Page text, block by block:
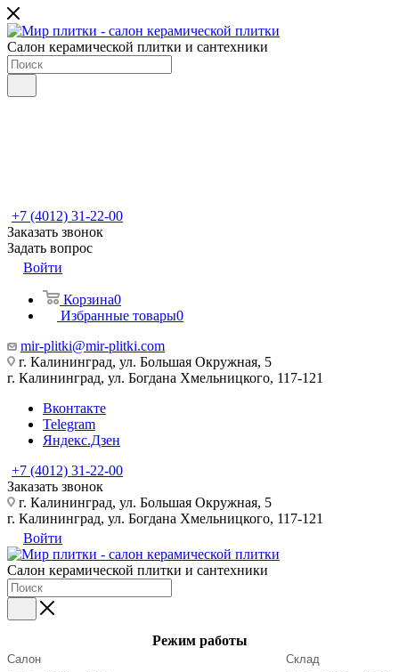
Салон керамической плитки и сантехники
+7 (4012) 31-22-00
Заказать звонок
Задать вопрос
Войти
Корзина0
Избранные товары0
mir-plitki@mir-plitki.com
г. Калининград, ул. Большая Окружная, 5
г. Калининград, ул. Богдана Хмельницкого, 117-121
Вконтакте
Telegram
Яндекс.Дзен
+7 (4012) 31-22-00
Заказать звонок
г. Калининград, ул. Большая Окружная, 5
г. Калининград, ул. Богдана Хмельницкого, 117-121
Войти
Салон керамической плитки и сантехники
Режим работы
Салон Склад